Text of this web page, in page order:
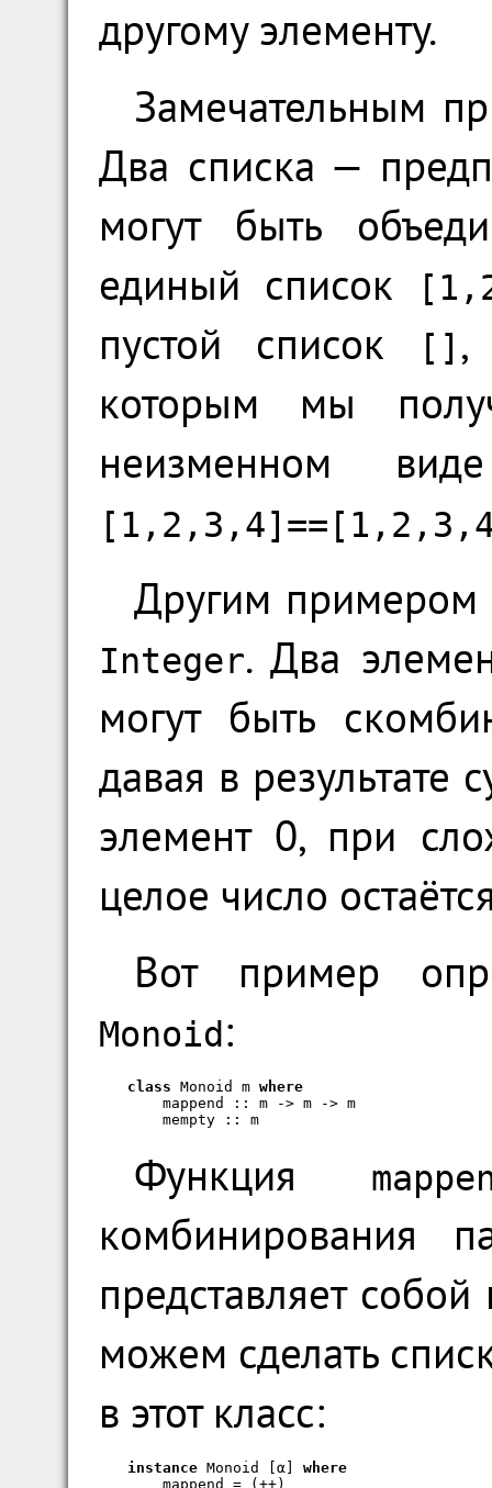
другому элементу.
Замечательным
Два списка —
могут быть
единый список
пустой список [] ,
которым мы
неизменном
Другим примером
Integer. Два
могут быть
давая в результате
элемент 0, при
целое число
Вот пример
Monoid :
class Monoid m where
    mappend :: m -> m -> m
    mempty :: m
Функция
комбинирования
представляет
можем сделать
в этот класс:
instance Monoid [α] where
    mappend = (++)